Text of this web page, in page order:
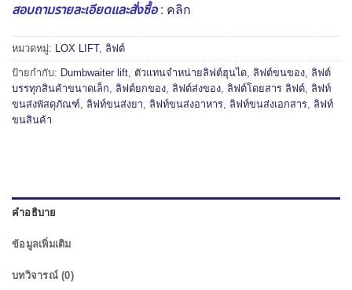
สอบถามรายละเอียดและสั่งซื้อ: คลิก
หมวดหมู่: LOX LIFT, ลิฟต์
ป้ายกำกับ: Dumbwaiter lift ตัวแทนจำหน่ายลิฟต์ฮุนได ลิฟต์ขนของ ลิฟต์
บรรทุกสินค้าขนาดเล็ก
ลิฟต์ยกของ ลิฟต์ส่งของ ลิฟต์โดยสาร ลิฟต์ ลิฟท์
ขนส่งพัสดุภัณฑ์
ลิฟท์ขนส่งยา ลิฟท์ขนส่งอาหาร ลิฟท์ขนส่งเอกสาร ลิฟท์
ขนสินค้า
คำอธิบาย
ข้อมูลเพิ่มเติม
บทวิจารณ์ (0)